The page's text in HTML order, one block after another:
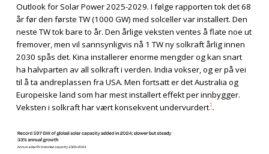
Outlook for Solar Power 2025-2029. I følge rapporten tok det 68
år før den første TW (1000 GW) med solceller var installert. Den
neste TW tok bare to år. Den årlige veksten ventes å flate noe ut
fremover, men vil sannsynligvis nå 1 TW ny solkraft årlig innen
2030 spås det. Kina installerer enorme mengder og kan snart
ha halvparten av all solkraft i verden. India vokser, og er på vei
til å ta andreplassen fra USA. Men fortsatt er det Australia og
Europeiske land som har mest installert effekt per innbygger.
Veksten i solkraft har vært konsekvent undervurdert1.